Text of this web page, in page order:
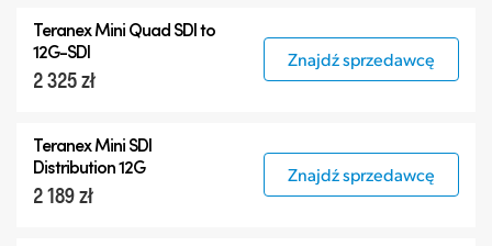
Teranex Mini Quad SDI to
12G-SDI
2 325 zł
Znajdź sprzedawcę
Teranex Mini SDI
Distribution 12G
2 189 zł
Znajdź sprzedawcę